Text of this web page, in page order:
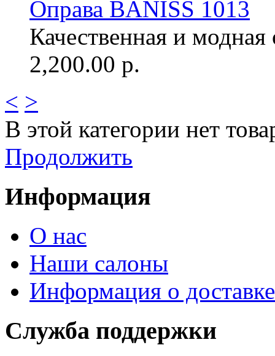
Оправа BANISS 1013
Качественная и модная
2,200.00 р.
< >
В этой категории нет
Продолжить
Информация
О нас
Наши салоны
Информация о доставке
Служба поддержки